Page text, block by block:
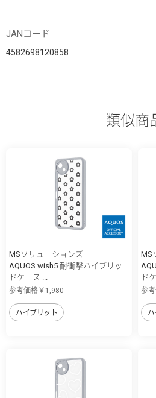
JANコード
4582698120858
類似商
MSソリューションズ
AQUOS wish5 耐衝撃ハイブリッ
ドケース ...
参考価格￥1,980
ハイブリット
MS
ド
参